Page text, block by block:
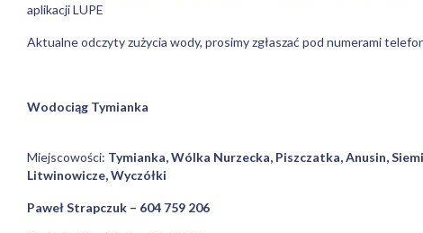
aplikacji LUPE
Aktualne odczyty zużycia wody, prosimy zgłaszać pod numerami
Wodociąg Tymianka
Miejscowości: Tymianka, Wólka Nurzecka, Piszczatka, Anusin,
Litwinowicze, Wyczółki
Paweł Strapczuk – 604 759 206